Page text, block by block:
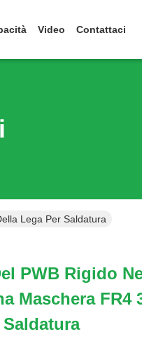
Video Contattaci
Lega Per Saldatura
PWB Rigido
Maschera FR4